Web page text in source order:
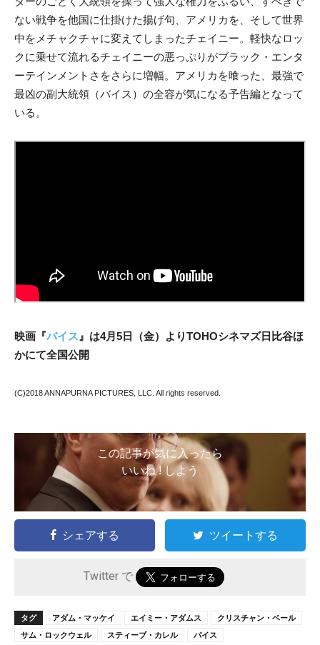
ない戦争を他国に仕掛けた揚げ句、アメリカを、そして世界
中をメチャクチャに変えてしまったチェイニー。軽快なロッ
クに乗せて流れるチェイニーの悪っぷりがブラック・エンタ
ーテインメントさをさらに増幅。アメリカを喰った、最強で
最凶の副大統領（バイス）の全容が気になる予告編となって
いる。
映画『バイス 』は4月5日（金）よりTOHOシネマズ日比谷ほ
かにて全国公開
(C)2018 ANNAPURNA PICTURES, LLC. All rights reserved.
この記事が気に入ったら
いいね ! しよう
シェアする ツイートする
Twitter で
タグ アダム・マッケイ エイミー・アダムス
クリスチャン・ベール
サム・ロックウェル
スティーブ・カレル バイス